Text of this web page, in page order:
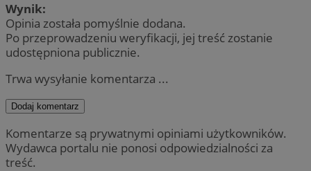
Wynik:
Opinia została pomyślnie dodana.
Po przeprowadzeniu weryfikacji, jej treść zostanie
udostępniona publicznie.
Trwa wysyłanie komentarza ...
Dodaj komentarz
Komentarze są prywatnymi opiniami użytkowników.
Wydawca portalu nie ponosi odpowiedzialności za
treść.